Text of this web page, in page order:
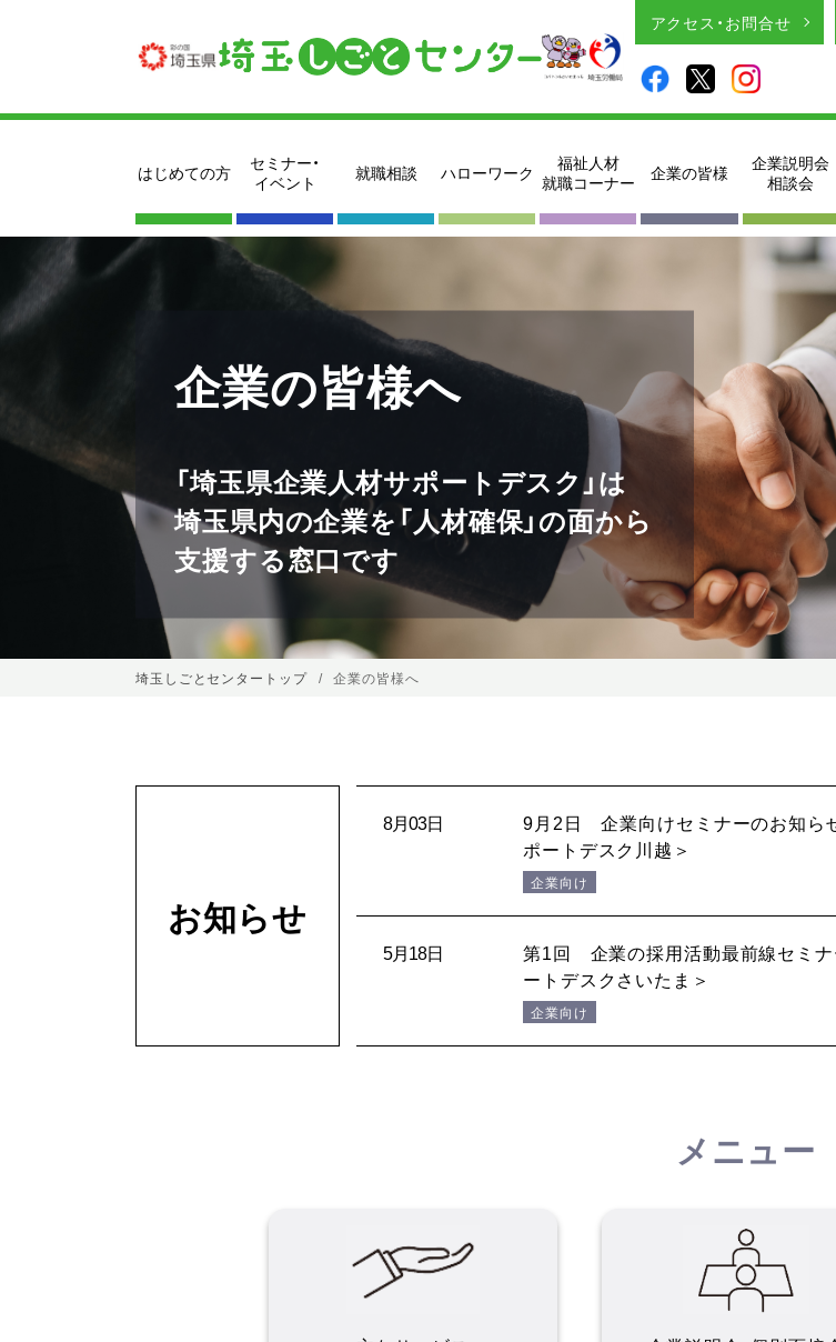
アクセス・お問合せ
はじめての方
セミナー・
イベント
就職相談 ハローワーク
福祉人材
就職コーナー
企業の皆様
企業説明会
相談会
企業の皆様へ
「埼玉県企業人材サポートデスク」は
埼玉県内の企業を「人材確保」の面から
支援する窓口です
埼玉しごとセンタートップ 企業の皆様へ
お知らせ
8月03日
9月2日 企業向けセミナー
ポートデスク川越＞
企業向け
5月18日
第1回 企業の採用活動最前線セミ
ートデスクさいたま＞
企業向け
メニュー